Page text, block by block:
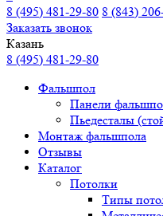
8 (495) 481-29-80 8 (843)
Заказать звонок
Казань
8 (495) 481-29-80
Фальшпол
Панели
Пьедесталы
Монтаж фальшпола
Отзывы
Каталог
Потолки
Типы